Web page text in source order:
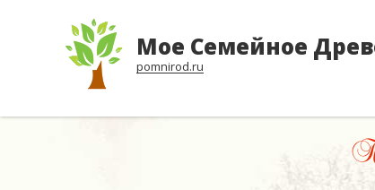
Мое Семейное
pomnirod.ru